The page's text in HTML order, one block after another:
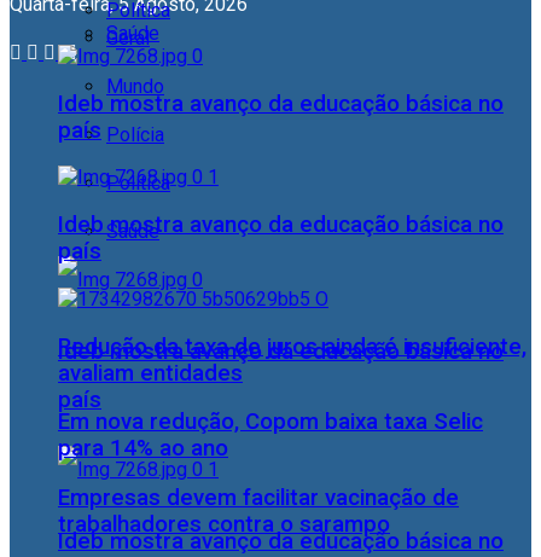
Geral
Mundo
Polícia
Política
Saúde
Ideb mostra avanço da educação básica no
país
Ideb mostra avanço da educação básica no
Política
Saúde
Ideb mostra avanço da educação básica no
país
Ideb mostra avanço da educação básica no
país
Redução da taxa de juros ainda é insuficiente,
avaliam entidades
Em nova redução, Copom baixa taxa Selic
para 14% ao ano
Empresas devem facilitar vacinação de
trabalhadores contra o sarampo